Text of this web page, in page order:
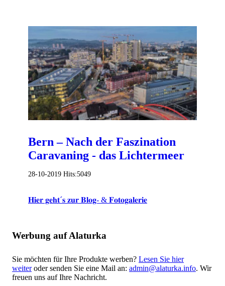
Bern – Nach der Faszination
Caravaning - das Lichtermeer
28-10-2019 Hits:5049
𝐇𝐢𝐞𝐫 𝐠𝐞𝐡𝐭´𝐬 𝐳𝐮𝐫 𝐁𝐥𝐨𝐠- & 𝐅𝐨𝐭𝐨𝐠𝐚𝐥𝐞𝐫𝐢𝐞
Werbung auf Alaturka
Sie möchten für Ihre Produkte werben? Lesen Sie hier
weiteroder senden Sie eine Mail an: admin@alaturka.info. Wir
freuen uns auf Ihre Nachricht.